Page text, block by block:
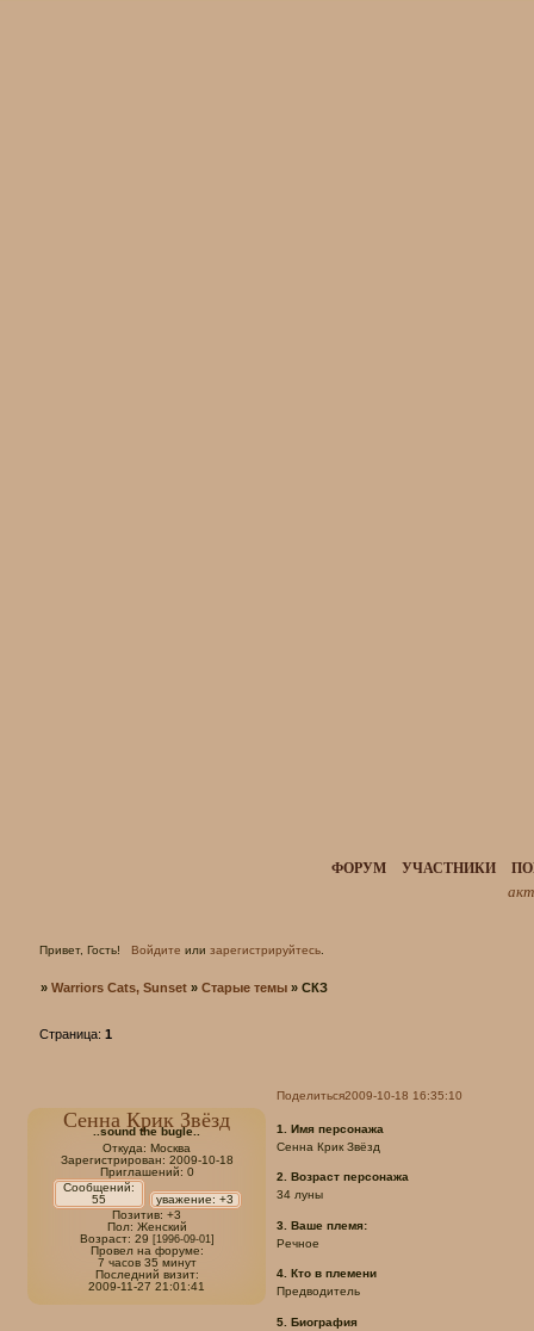
ФОРУМ УЧАСТНИКИ
Привет, Гость! Войдите или зарегистрируйтесь.
»Warriors Cats, Sunset »Старые темы »СКЗ
Страница:1
Поделиться2009-10-18 16:35:10
Сенна Крик Звёзд
..sound the bugle..
Откуда: Москва
Зарегистрирован: 2009-10-18
Приглашений: 0
Сообщений:
55
уважение: +3
Позитив: +3
Пол: Женский
Возраст: 29 [1996-09-01]
Провел на форуме:
7 часов 35 минут
Последний визит:
2009-11-27 21:01:41
1. Имя персонажа
Сенна Крик Звёзд
2. Возраст персонажа
34 луны
3. Ваше племя:
Речное
4. Кто в племени
Предводитель
5. Биография